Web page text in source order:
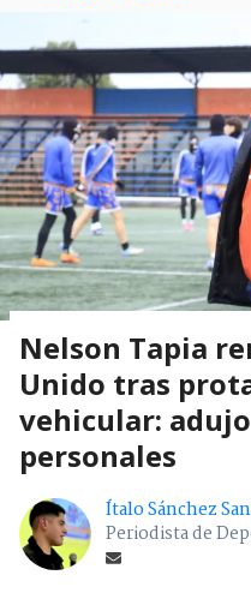
Nelson Tapia
Unido tras
vehicular:
personales
Ítalo Sánchez
Periodista de